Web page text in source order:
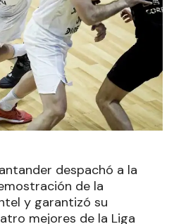
despachó a la
de la
y garantizó su
mejores de la Liga